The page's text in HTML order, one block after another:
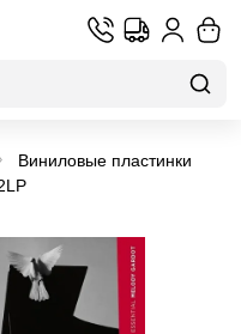
Виниловые пластинки